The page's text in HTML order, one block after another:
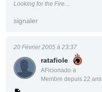
Looking for the Fire....
signaler
ratafiole
AFicionado·a
Membre depuis 22 ans
20 Février 2005 à 23:37